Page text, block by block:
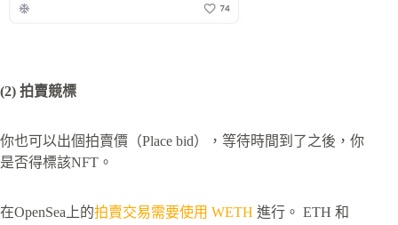
(2) 拍賣競標
你也可以出個拍賣價（Place bid），等待時間到了之後，你
是否得標該NFT。
在OpenSea上的拍賣交易需要使用 WETH 進行。 ETH 和